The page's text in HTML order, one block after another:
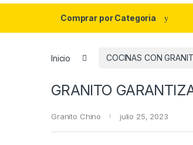
Comprar por Categoria
Inicio COCINAS CON
GRANITO
Granito Chino julio 25, 2023